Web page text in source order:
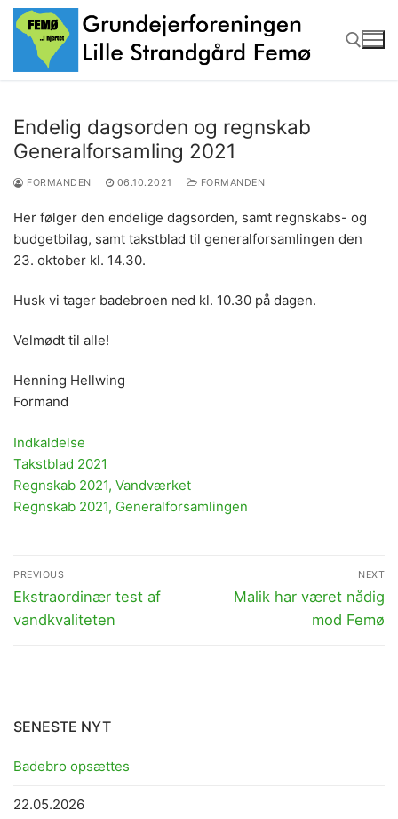
Spring
indhold
Endelig dagsorden og regnskab
Generalforsamling 2021
FORMANDEN 06.10.2021 FORMANDEN
Her følger den endelige dagsorden, samt regnskabs- og
budgetbilag, samt takstblad til generalforsamlingen den
23. oktober kl. 14.30.
Husk vi tager badebroen ned kl. 10.30 på dagen.
Velmødt til alle!
Henning Hellwing
Formand
Indkaldelse
Takstblad 2021
Regnskab 2021, Vandværket
Regnskab 2021, Generalforsamlingen
Indlægsnavigation
PREVIOUS
Previous
post:
Ekstraordinær test af
vandkvaliteten
NEXT
Next
Malik har været nådig
mod Femø
SENESTE NYT
Badebro opsættes
22.05.2026